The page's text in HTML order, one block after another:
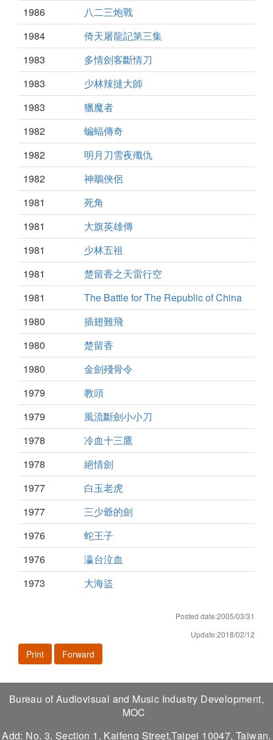
1986
八二三炮戰
1984
倚天屠龍記第三集
1983
多情劍客斷情刀
1983
少林辣撻大師
1983
獵魔者
1982
蝙蝠傳奇
1982
明月刀雪夜殲仇
1982
神鵰俠侶
1981
死角
1981
大旗英雄傳
1981
少林五祖
1981
楚留香之天雷行空
1981
The Battle for The Republic of China
1980
插翅難飛
1980
楚留香
1980
金劍殘骨令
1979
教頭
1979
風流斷劍小小刀
1978
冷血十三鷹
1978
絕情劍
1977
白玉老虎
1977
三少爺的劍
1976
蛇王子
1976
瀛台泣血
1973
大海盜
Posted date:2005/03/31
Update:2018/02/12
Print Forward
Bureau of Audiovisual and Music Industry Development,
MOC
Add: No. 3, Section 1, Kaifeng Street,Taipei 10047, Taiwan,